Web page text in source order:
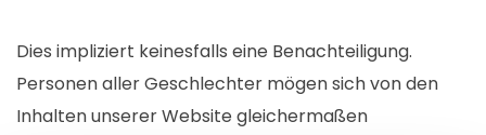
Dies impliziert keinesfalls eine Benachteiligung.
Personen aller Geschlechter mögen sich von den
Inhalten unserer Website gleichermaßen